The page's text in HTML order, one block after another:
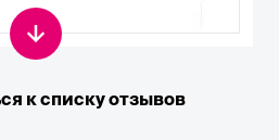
к списку отзывов